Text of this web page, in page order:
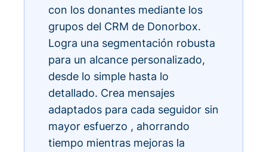
con los donantes mediante los
grupos del CRM de Donorbox.
Logra una segmentación robusta
para un alcance personalizado,
desde lo simple hasta lo
detallado. Crea mensajes
adaptados para cada seguidor sin
mayor esfuerzo , ahorrando
tiempo mientras mejoras la